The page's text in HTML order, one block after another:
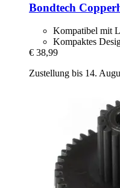
Bondtech
Kompatibel mit
Kompaktes
€ 38,99
Zustellung bis 14.